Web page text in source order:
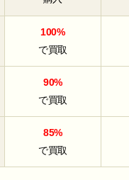
100%
で買取
90%
で買取
85%
で買取